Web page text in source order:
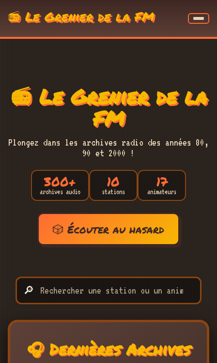
📻 Le Grenier de la FM
📻 Le Grenier de la
FM
Plongez dans les archives radio des années 80,
90 et 2000 !
300+
archives audio
10
stations
17
animateurs
🎲 Écouter au hasard
🔎
🎧 Dernières Archives